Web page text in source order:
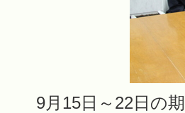
9月15日～22日の